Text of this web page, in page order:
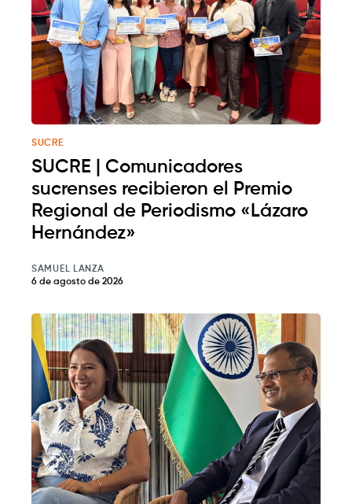
SUCRE
SUCRE | Comunicadores
sucrenses recibieron el Premio
Regional de Periodismo «Lázaro
Hernández»
SAMUEL LANZA
6 de agosto de 2026